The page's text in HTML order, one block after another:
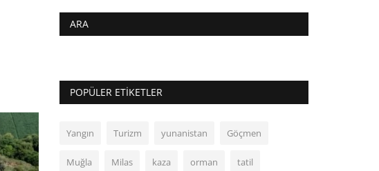
ARA
POPÜLER ETIKETLER
Yangın Turizm yunanistan Göçmen
Muğla Milas kaza orman tatil